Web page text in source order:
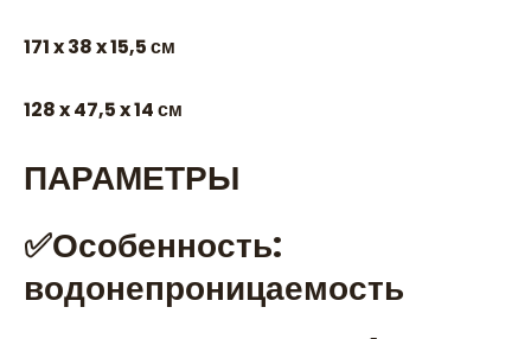
171 x 38 x 15,5 см
128 x 47,5 x 14 см
ПАРАМЕТРЫ
✅Особенность:
водонепроницаемость